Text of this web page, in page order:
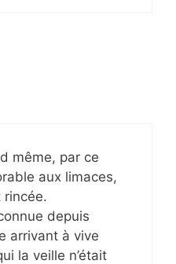
même, par ce
aux limaces,
depuis
arrivant à vive
la veille n’était